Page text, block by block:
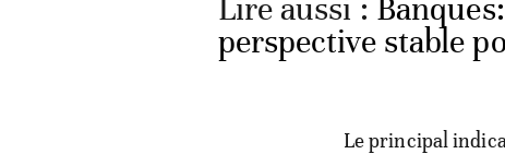
Lire aussi :
perspective stable
Le principal